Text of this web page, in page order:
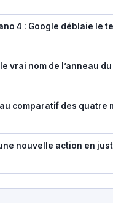
4 : Google déblaie le
vrai nom de l’anneau du
comparatif des
nouvelle action en